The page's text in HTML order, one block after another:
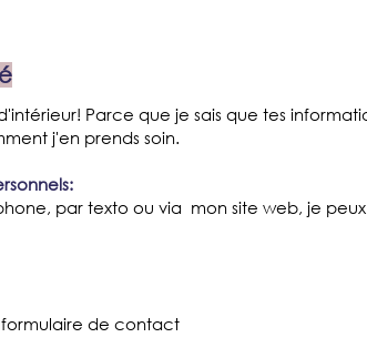
Parce que je sais que tes
j'en prends soin.
par texto ou via mon site web, je
formulaire de contact